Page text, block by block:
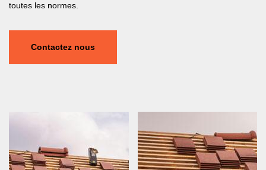
toutes les normes.
Contactez nous